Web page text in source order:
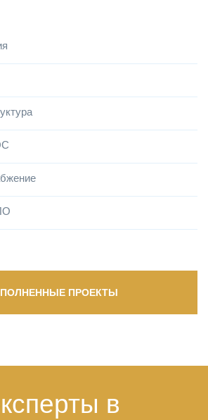
ПРОЕКТЫ
в